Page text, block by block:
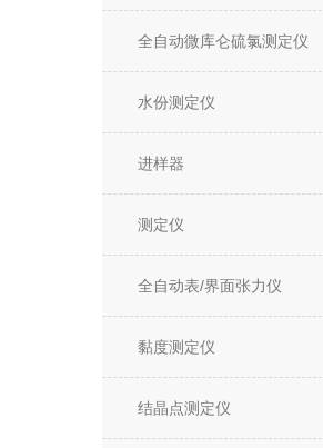
全自动微库仑硫氯测定仪
水份测定仪
进样器
测定仪
全自动表/界面张力仪
黏度测定仪
结晶点测定仪